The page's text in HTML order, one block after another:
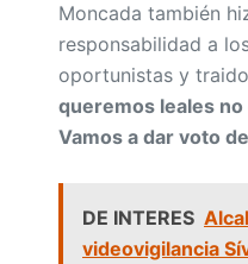
Moncada también
responsabilidad a
oportunistas y
queremos leales
Vamos a dar voto
DE INTERES
videovigilancia